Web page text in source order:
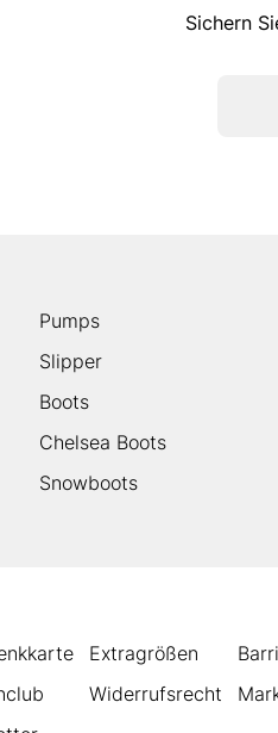
Sichern
Pumps
Slipper
Boots
Chelsea Boots
Snowboots
Extragrößen
Widerrufsrecht